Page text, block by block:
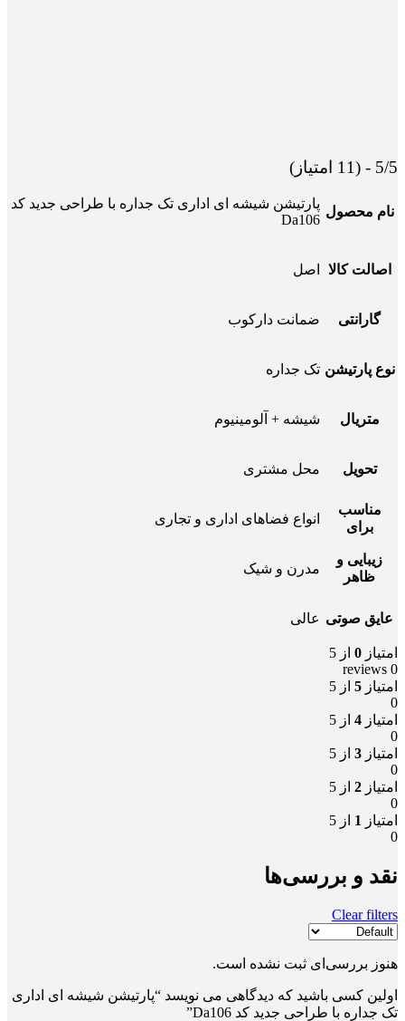
5/5 - (11 امتیاز)
نام محصول
پارتیشن شیشه ای اداری تک جداره با طراحی جدید کد
Da106
اصالت کالا اصل
گارانتی ضمانت دارکوب
نوع پارتیشن تک جداره
متریال شیشه + آلومینیوم
تحویل محل مشتری
مناسب
برای
انواع فضاهای اداری و تجاری
زیبایی و
ظاهر
مدرن و شیک
عایق صوتی عالی
امتیاز 0 از 5
0 reviews
امتیاز 5 از 5
0
امتیاز 4 از 5
0
امتیاز 3 از 5
0
امتیاز 2 از 5
0
امتیاز 1 از 5
0
نقد و بررسی‌ها
Clear filters
هنوز بررسی‌ای ثبت نشده است.
اولین کسی باشید که دیدگاهی می نویسد “پارتیشن شیشه ای اداری
تک جداره با طراحی جدید کد Da106”